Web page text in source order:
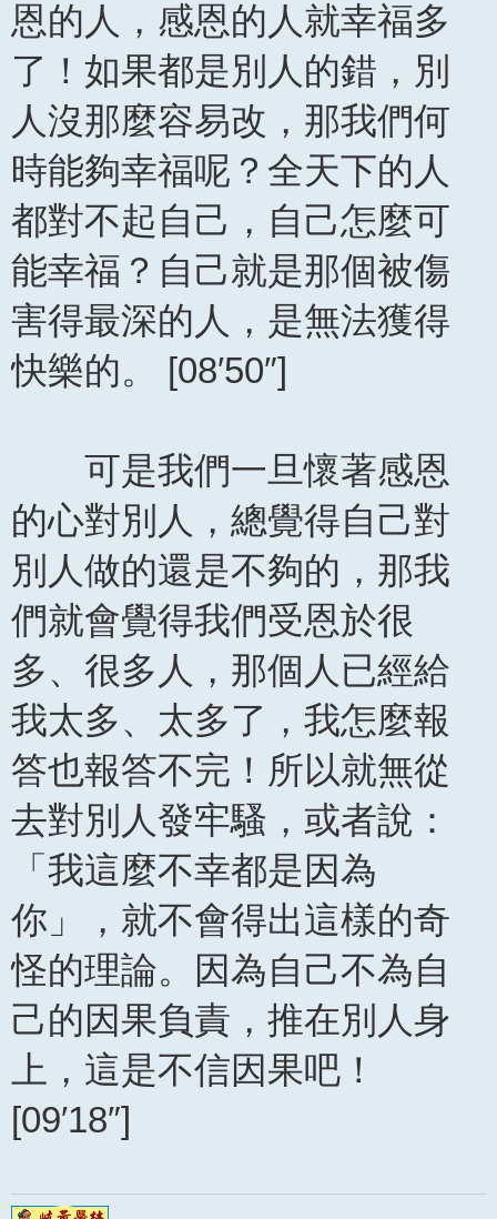
恩的人，感恩的人就幸福多
了！如果都是別人的錯，別
人沒那麼容易改，那我們何
時能夠幸福呢？全天下的人
都對不起自己，自己怎麼可
能幸福？自己就是那個被傷
害得最深的人，是無法獲得
快樂的。 [08′50″]
可是我們一旦懷著感恩
的心對別人，總覺得自己對
別人做的還是不夠的，那我
們就會覺得我們受恩於很
多、很多人，那個人已經給
我太多、太多了，我怎麼報
答也報答不完！所以就無從
去對別人發牢騷，或者說：
「我這麼不幸都是因為
你」，就不會得出這樣的奇
怪的理論。因為自己不為自
己的因果負責，推在別人身
上，這是不信因果吧！
[09′18″]